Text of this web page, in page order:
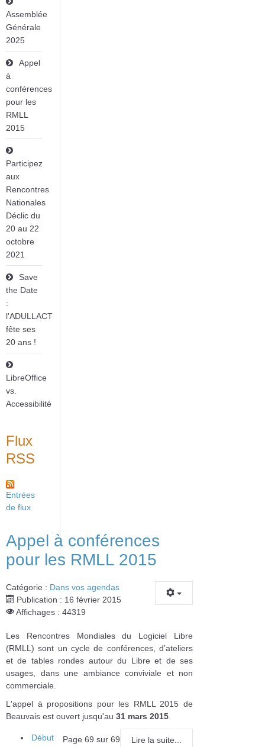
Assemblée
Générale
2025
Appel
à
conférences
pour les
RMLL
2015
Participez
aux
Rencontres
Nationales
Déclic du
20 au 22
octobre
2021
Save
the Date
:
l'ADULLACT
fête ses
20 ans !
LibreOffice
vs.
Accessibilité
Flux
RSS
Entrées
de flux
Appel à conférences
pour les RMLL 2015
Catégorie : Dans vos agendas
Publication : 16 février 2015
Affichages : 44319
Les Rencontres Mondiales du Logiciel Libre
(RMLL) sont un cycle de conférences, d’ateliers
et de tables rondes autour du Libre et de ses
usages, dans une ambiance conviviale et non
commerciale.
L'appel à propositions pour les RMLL 2015 de
Beauvais est ouvert jusqu'au 31 mars 2015
Lire la suite...
Page 69 sur 69
Début